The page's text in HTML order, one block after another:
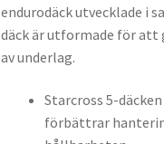
endurodäck utvecklade i
däck är utformade för
av underlag.
Starcross 5-
förbättrar